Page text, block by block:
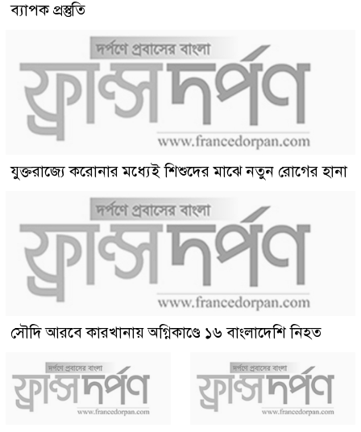
ব্যাপক প্রস্তুতি
যুক্তরাজ্যে করোনার মধ্যেই শিশুদের মাঝে নতুন রোগের হানা
সৌদি আরবে কারখানায় অগ্নিকাণ্ডে ১৬ বাংলাদেশি নিহত